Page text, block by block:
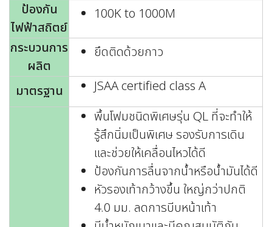
ป้องกัน
ไฟฟ้าสถิตย์
100K to 1000M
กระบวนการ
ผลิต
ยึดติดด้วยกาว
มาตรฐาน JSAA certified class A
พื้นโฟมชนิดพิเศษรุ่น QL ที่จะทำให้
รู้สึกนิ่มเป็นพิเศษ รองรับการเดิน
และช่วยให้เคลื่อนไหวได้ดี
ป้องกันการลื่นจากน้ำหรือน้ำมันได้ดี
หัวรองเท้ากว้างขึ้น ใหญ่กว่าปกติ
4.0 มม. ลดการบีบหน้าเท้า